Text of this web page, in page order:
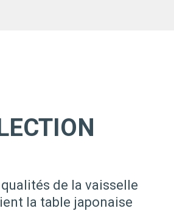
de la vaisselle
la table japonaise